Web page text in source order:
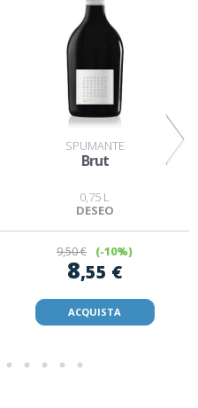
SPUMANTE
Brut
0,75 L
DESEO
9,50 € (-10%)
8,55 €
ACQUISTA